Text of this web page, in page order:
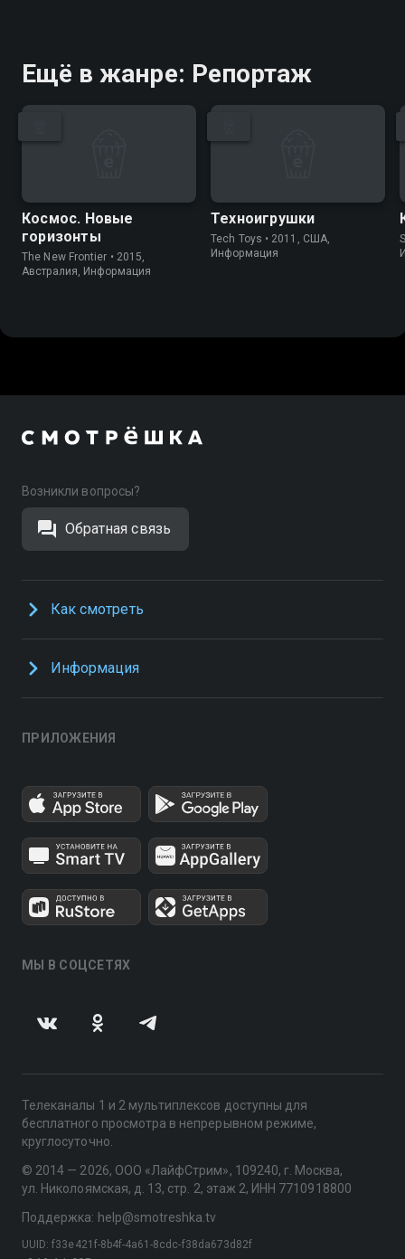
Ещё в жанре: Репортаж
Космос. Новые
горизонты
The New Frontier • 2015,
Австралия, Информация
Техноигрушки
Tech Toys • 2011, США,
Информация
Возникли вопросы?
Обратная связь
Как смотреть
Информация
ПРИЛОЖЕНИЯ
МЫ В СОЦСЕТЯХ
Телеканалы 1 и 2 мультиплексов доступны для
бесплатного просмотра в непрерывном режиме,
круглосуточно.
© 2014 — 2026, ООО «ЛайфСтрим», 109240, г. Москва,
ул. Николоямская, д. 13, стр. 2, этаж 2, ИНН 7710918800
Поддержка: help@smotreshka.tv
UUID: f33e421f-8b4f-4a61-8cdc-f38da673d82f